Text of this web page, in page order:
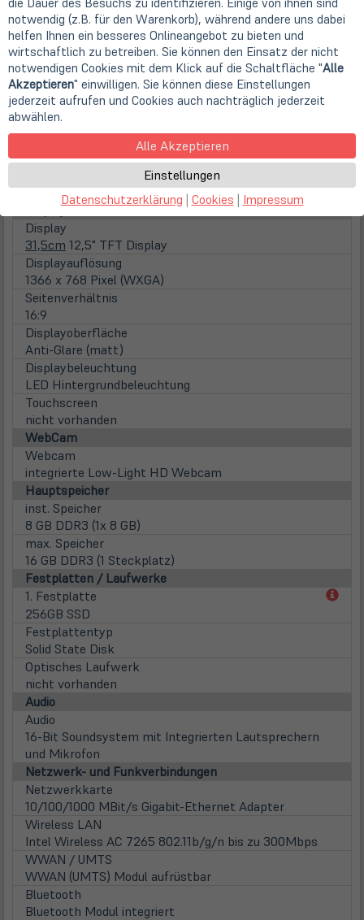
Watt)
Familie
Intel Core i5 Mobile (Gen 5)
Kerne
2 Kerne (Dual-Core)
Taktfrequenz
2,3 GHz
Max. Turbo Taktfrequenz
2,90 GHz
Intel HD 5500
Display
Display
31,5cm 12,5" TFT Display
Displayauflösung
1366 x 768 Pixel (WXGA)
Seitenverhältnis
16:9
Displayoberfläche
Anti-Glare (matt)
Displaybeleuchtung
LED Hintergrundbeleuchtung
Touchscreen
nicht vorhanden
WebCam
Webcam
integrierte Low-Light HD Webcam
Hauptspeicher
inst. Speicher
8 GB DDR3 (1x 8 GB)
max. Speicher
16 GB DDR3 (1 Steckplatz)
Festplatten / Laufwerke
1. Festplatte
256GB SSD
Festplattentyp
Solid State Disk
Optisches Laufwerk
nicht vorhanden
Audio
Audio
16-Bit Soundsystem mit Integrierten Lautsprechern
und Mikrofon
Netzwerk- und Funkverbindungen
Netzwerkkarte
10/100/1000 MBit/s Gigabit-Ethernet Adapter
Wireless LAN
Intel Wireless AC 7265 802.11b/g/n bis zu 300Mbps
WWAN / UMTS
WWAN (UMTS) Modul aufrüstbar
Bluetooth
Bluetooth Modul integriert
notwendig (z.B. für den Warenkorb), während andere uns dabei
helfen Ihnen ein besseres Onlineangebot zu bieten und
wirtschaftlich zu betreiben. Sie können den Einsatz der nicht
notwendigen Cookies mit dem Klick auf die Schaltfläche "Alle
Akzeptieren" einwilligen. Sie können diese Einstellungen
jederzeit aufrufen und Cookies auch nachträglich jederzeit
abwählen.
Alle Akzeptieren
Einstellungen
Datenschutzerklärung | Cookies | Impressum